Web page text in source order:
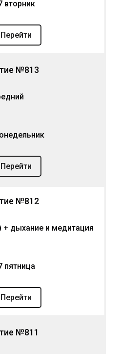
вторник
Перейти
№813
Перейти
№812
+ дыхание и медитация
пятница
Перейти
№811